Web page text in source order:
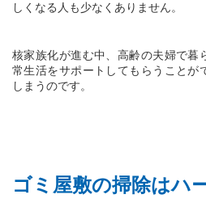
しくなる人も少なくありません。
核家族化が進む中、高齢の夫婦で暮
常生活をサポートしてもらうことが
しまうのです。
ゴミ屋敷の掃除はハ